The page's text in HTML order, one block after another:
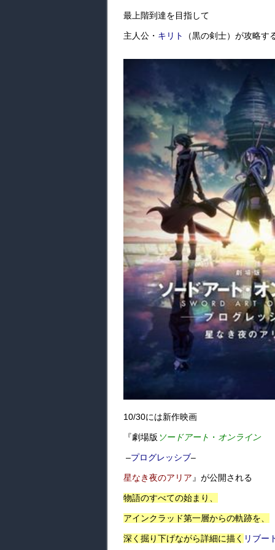
最上階到達を目指して
主人公・ キリト （黒の剣士）が攻略す
10/30には新作映画
『劇場版 ソードアート ・ オンライン
–プログレッシブ–
星なき夜のアリア 』が公開される
物語のすべての始まり、
アインクラッド第一層からの軌跡を、
深く掘り下げながら詳細に描く リブー